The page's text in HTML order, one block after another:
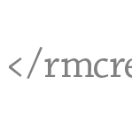
<rmcreative/>